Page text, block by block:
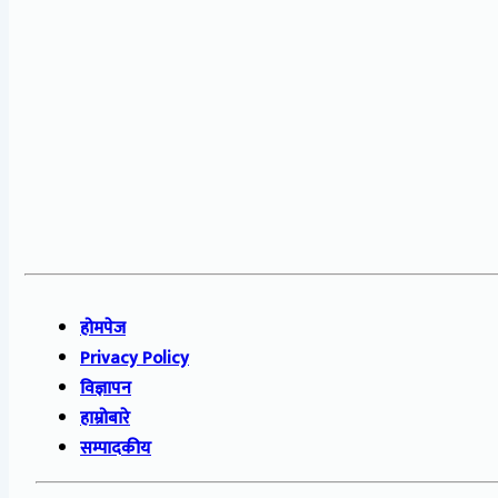
होमपेज
Privacy Policy
विज्ञापन
हाम्रोबारे
सम्पादकीय